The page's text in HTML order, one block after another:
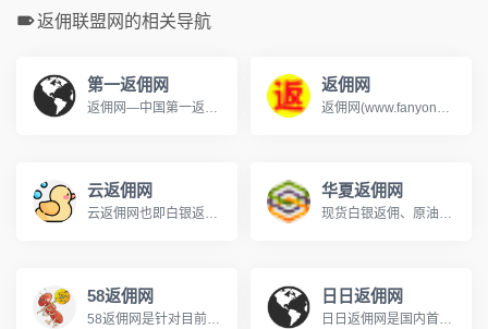
返佣联盟网的相关导航
第一返佣网 返佣网
云返佣网 华夏返佣网
58返佣网 日日返佣网